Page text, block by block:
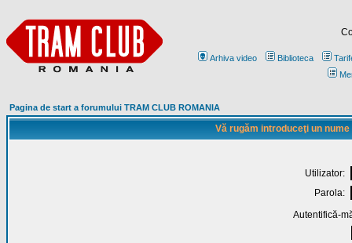
Arhiva video Biblioteca
Pagina de start a forumului TRAM CLUB ROMANIA
Vă rugăm introduceţi un
Utilizator:
Parola:
Autentifică-